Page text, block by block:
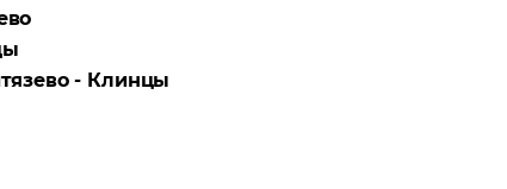
- Клинцы